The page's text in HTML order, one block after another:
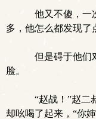
他又不傻，一
多，他怎么都发现了
但是碍于他们
脸。
“赵战！”赵二
却吆喝了起来，“你